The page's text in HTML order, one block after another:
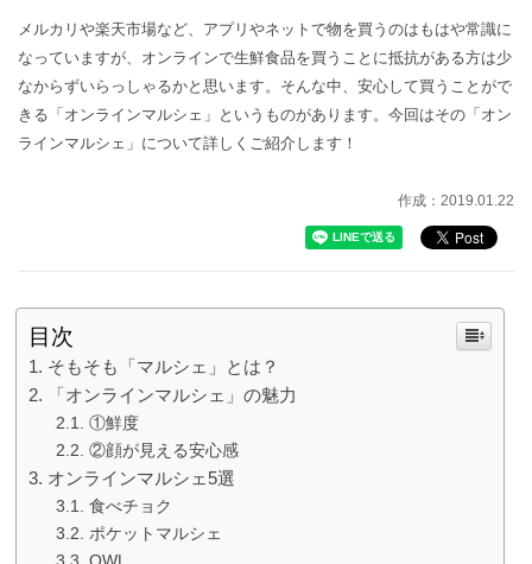
メルカリや楽天市場など、アプリやネットで物を買うのはもはや常識に
なっていますが、オンラインで生鮮食品を買うことに抵抗がある方は少
なからずいらっしゃるかと思います。そんな中、安心して買うことがで
きる「オンラインマルシェ」というものがあります。今回はその「オン
ラインマルシェ」について詳しくご紹介します！
作成：2019.01.22
目次
そもそも「マルシェ」とは？
「オンラインマルシェ」の魅力
①鮮度
②顔が見える安心感
オンラインマルシェ5選
食べチョク
ポケットマルシェ